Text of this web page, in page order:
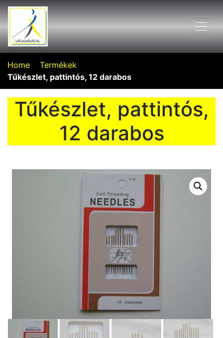
Home
Termékek
Tűkészlet, pattintós, 12 darabos
Tűkészlet, pattintós,
12 darabos